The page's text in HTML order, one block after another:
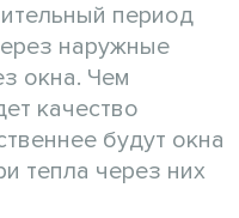
период
наружные
окна. Чем
качество
будут окна
тепла через них